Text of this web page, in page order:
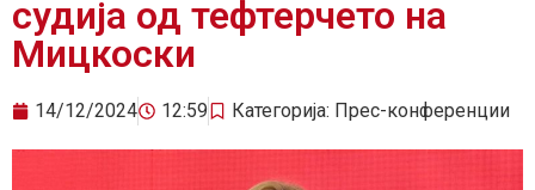
судија од тефтерчето на
Мицкоски
14/12/2024 12:59 Категорија: Прес-конференции